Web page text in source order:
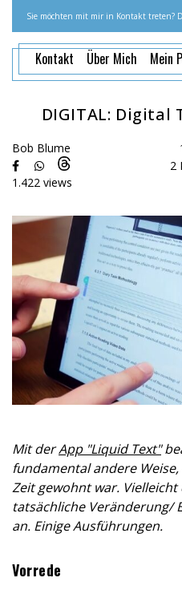
Sie möchten mit mir in Kontakt treten?
Kontakt Über Mich Mein
DIGITAL: Digital
Bob Blume
2
1.422 views
Mit derApp "Liquid Text"
fundamental andere
Zeit gewohnt war.
tatsächliche Veränderung/
an. Einige Ausführungen.
Vorrede